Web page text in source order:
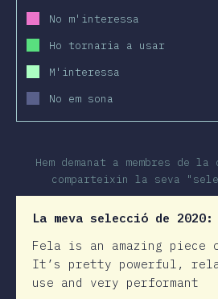
No m'interessa
Ho tornaria a usar
M'interessa
No em sona
Hem demanat a membres de la
comparteixin la seva
La meva selecció de 2020:
Fela is an amazing piece
It’s pretty powerful,
use and very performant